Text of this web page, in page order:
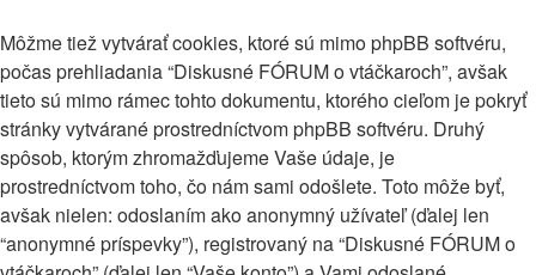
Môžme tiež vytvárať cookies, ktoré sú mimo phpBB softvéru,
počas prehliadania “Diskusné FÓRUM o vtáčkaroch”, avšak
tieto sú mimo rámec tohto dokumentu, ktorého cieľom je pokryť
stránky vytvárané prostredníctvom phpBB softvéru. Druhý
spôsob, ktorým zhromažďujeme Vaše údaje, je
prostredníctvom toho, čo nám sami odošlete. Toto môže byť,
avšak nielen: odoslaním ako anonymný užívateľ (ďalej len
“anonymné príspevky”), registrovaný na “Diskusné FÓRUM o